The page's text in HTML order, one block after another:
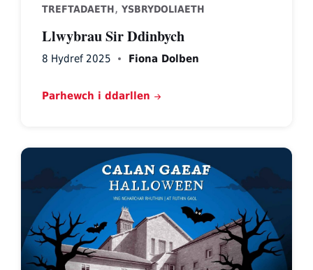
TREFTADAETH, YSBRYDOLIAETH
Llwybrau Sir Ddinbych
8 Hydref 2025 Fiona Dolben
Parhewch i ddarllen